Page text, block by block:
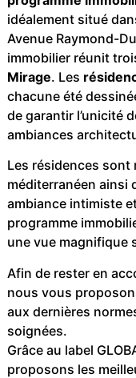
idéalement situé
Avenue Raymond-
immobilier réunit
Mirage. Les
chacune été
de garantir l’unicité
ambiances
Les résidences sont
méditerranéen ainsi
ambiance intimiste
programme
une vue magnifique
Afin de rester en
nous vous
aux dernières
soignées.
Grâce au label
proposons les